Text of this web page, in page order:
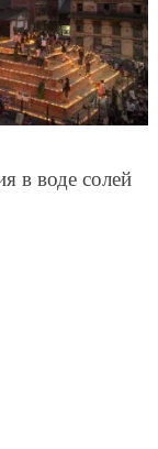
в воде солей